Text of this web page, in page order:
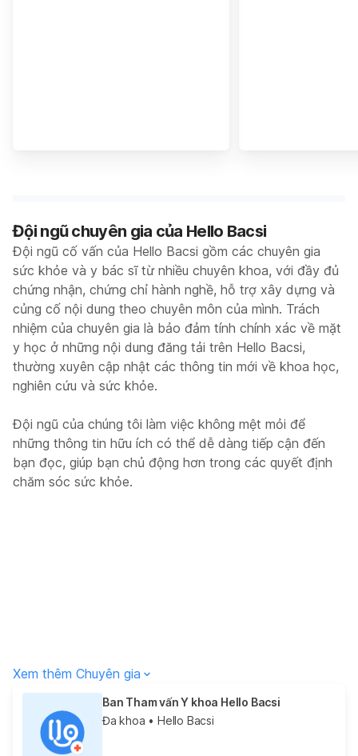
Đội ngũ chuyên gia của Hello Bacsi
Đội ngũ cố vấn của Hello Bacsi gồm các chuyên gia
sức khỏe và y bác sĩ từ nhiều chuyên khoa, với đầy đủ
chứng nhận, chứng chỉ hành nghề, hỗ trợ xây dựng và
củng cố nội dung theo chuyên môn của mình. Trách
nhiệm của chuyên gia là bảo đảm tính chính xác về mặt
y học ở những nội dung đăng tải trên Hello Bacsi,
thường xuyên cập nhật các thông tin mới về khoa học,
nghiên cứu và sức khỏe.
Đội ngũ của chúng tôi làm việc không mệt mỏi để
những thông tin hữu ích có thể dễ dàng tiếp cận đến
bạn đọc, giúp bạn chủ động hơn trong các quyết định
chăm sóc sức khỏe.
Xem thêm Chuyên gia
Ban Tham vấn Y khoa Hello Bacsi
Đa khoa • Hello Bacsi